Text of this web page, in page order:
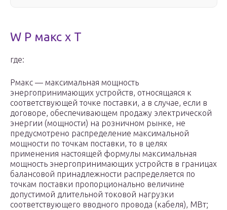
W P макс х T
где:
Pмакс — максимальная мощность
энергопринимающих устройств, относящаяся к
соответствующей точке поставки, а в случае, если в
договоре, обеспечивающем продажу электрической
энергии (мощности) на розничном рынке, не
предусмотрено распределение максимальной
мощности по точкам поставки, то в целях
применения настоящей формулы максимальная
мощность энергопринимающих устройств в границах
балансовой принадлежности распределяется по
точкам поставки пропорционально величине
допустимой длительной токовой нагрузки
соответствующего вводного провода (кабеля), МВт;